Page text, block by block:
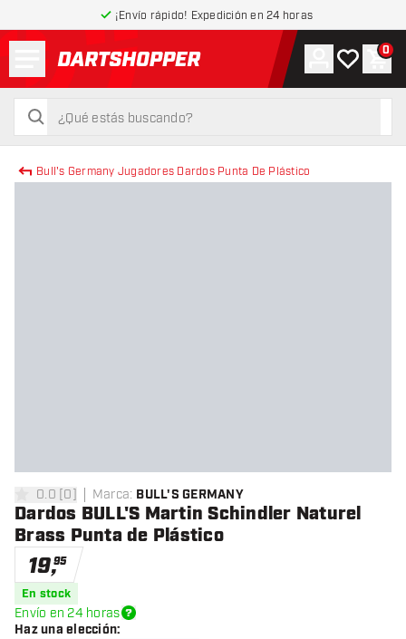
¡Envío rápido! Expedición en 24 horas
volver a la página de inicio
buscar
buscar
Cuenta
Mi lista de
0
Bull's Germany Jugadores Dardos Punta De Plástico
0 estrellas de puntuación
0.0 [0] Marca: BULL'S GERMANY
Dardos BULL'S Martin Schindler Naturel
Brass Punta de Plástico
19,95
En stock
Envío en 24 horas
Haz una elección: